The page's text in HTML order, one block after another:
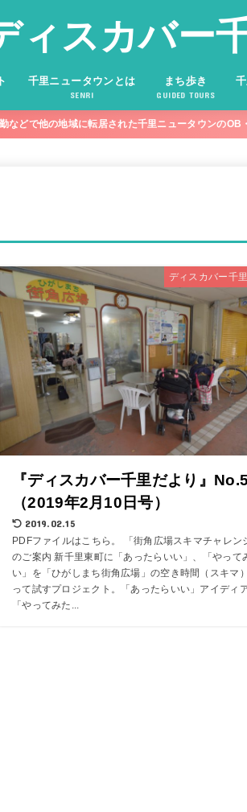
ィスカバー
千里ニュータウンとは
SENRI
まち歩き
GUIDED TOURS
どで他の地域に転居された千里ニュータウンのOB
ディスカバー千
『ディスカバー千里だより』No.5
（2019年2月10日号）
2019.02.15
PDFファイルはこちら。 「街角広場スキマチャレン
のご案内 新千里東町に「あったらいい」、「やって
い」を「ひがしまち街角広場」の空き時間（スキマ
って試すプロジェクト。「あったらいい」アイディア
「やってみた...